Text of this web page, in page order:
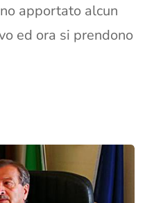
apportato alcun
ed ora si prendono